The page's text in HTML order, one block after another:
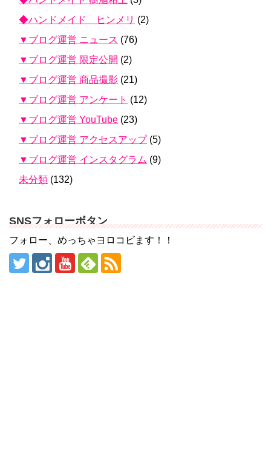
◆ハンドメイド ヒンメリ (2)
▼ブログ運営 ニュース (76)
▼ブログ運営 限定公開 (2)
▼ブログ運営 商品撮影 (21)
▼ブログ運営 アンケート (12)
▼ブログ運営 YouTube (23)
▼ブログ運営 アクセスアップ(5)
▼ブログ運営 インスタグラム (9)
未分類 (132)
SNSフォローボタン
フォロー、めっちゃヨロコビます！！